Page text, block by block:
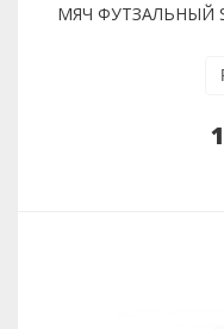
МЯЧ ФУТЗАЛЬНЫЙ